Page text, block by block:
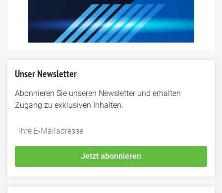
Unser Newsletter
Abonnieren Sie unseren Newsletter und erhalten
Zugang zu exklusiven Inhalten.
Do
fill
*Ihre
Mailadresse:
Jetzt abonnieren